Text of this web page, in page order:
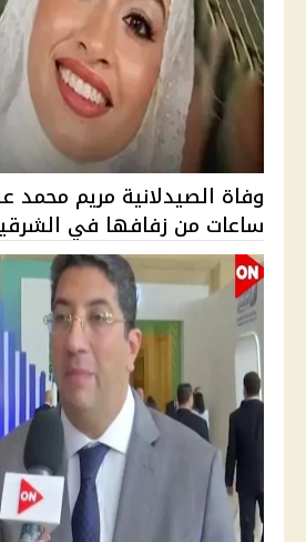
وفاة الصيدلانية مريم محمد
ساعات من زفافها في